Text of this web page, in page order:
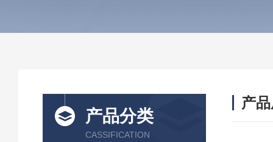
产品分类
CASSIFICATION
产